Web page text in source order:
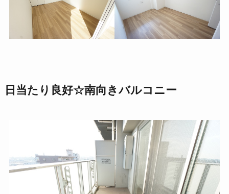
日当たり良好☆南向きバルコニー